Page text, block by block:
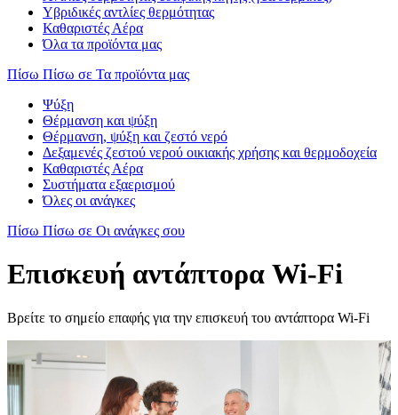
Υβριδικές αντλίες θερμότητας
Καθαριστές Αέρα
Όλα τα προϊόντα μας
Πίσω Πίσω σε Τα προϊόντα μας
Ψύξη
Θέρμανση και ψύξη
Θέρμανση, ψύξη και ζεστό νερό
Δεξαμενές ζεστού νερού οικιακής χρήσης και θερμοδοχεία
Καθαριστές Αέρα
Συστήματα εξαερισμού
Όλες οι ανάγκες
Πίσω Πίσω σε Οι ανάγκες σου
Επισκευή αντάπτορα Wi-Fi
Βρείτε το σημείο επαφής για την επισκευή του αντάπτορα Wi-Fi